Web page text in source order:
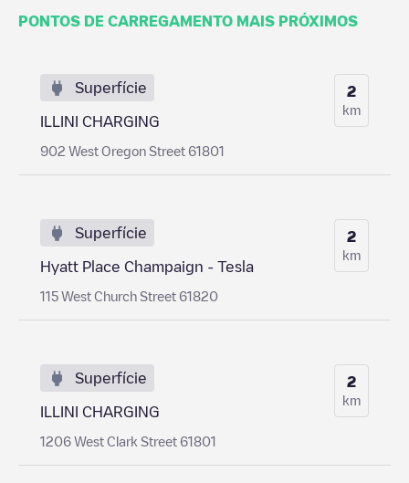
PONTOS DE CARREGAMENTO MAIS PRÓXIMOS
Superfície
ILLINI CHARGING
902 West Oregon Street 61801
2
km
Superfície
Hyatt Place Champaign - Tesla
115 West Church Street 61820
2
km
Superfície
ILLINI CHARGING
1206 West Clark Street 61801
2
km